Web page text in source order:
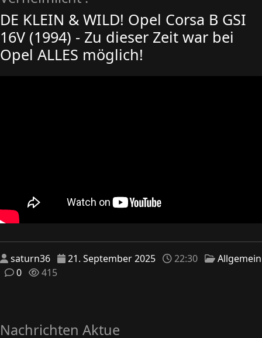
DE KLEIN & WILD! Opel Corsa B GSI
16V (1994) - Zu dieser Zeit war bei
Opel ALLES möglich!
saturn36 21. September 2025 22:30
Allgemein
0
415
Nachrichten Aktue